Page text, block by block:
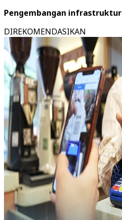
Pengembangan infrastruktur
DIREKOMENDASIKAN